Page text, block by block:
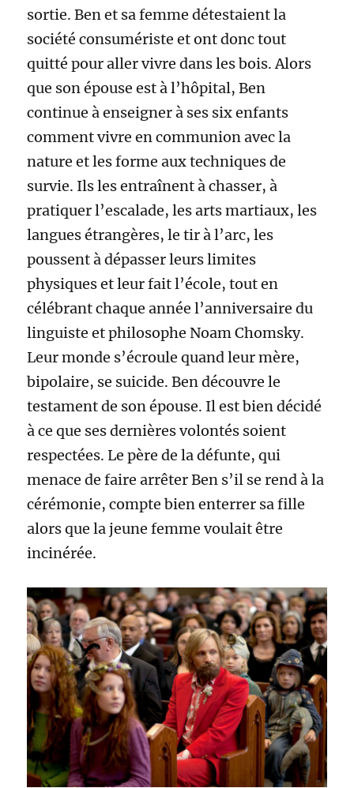
sortie. Ben et sa femme détestaient la
société consumériste et ont donc tout
quitté pour aller vivre dans les bois. Alors
que son épouse est à l’hôpital, Ben
continue à enseigner à ses six enfants
comment vivre en communion avec la
nature et les forme aux techniques de
survie. Ils les entraînent à chasser, à
pratiquer l’escalade, les arts martiaux, les
langues étrangères, le tir à l’arc, les
poussent à dépasser leurs limites
physiques et leur fait l’école, tout en
célébrant chaque année l’anniversaire du
linguiste et philosophe Noam Chomsky.
Leur monde s’écroule quand leur mère,
bipolaire, se suicide. Ben découvre le
testament de son épouse. Il est bien décidé
à ce que ses dernières volontés soient
respectées. Le père de la défunte, qui
menace de faire arrêter Ben s’il se rend à la
cérémonie, compte bien enterrer sa fille
alors que la jeune femme voulait être
incinérée.